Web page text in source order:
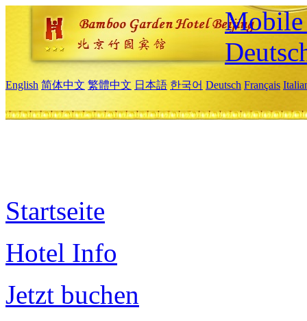
Mobile
English 简体中文 繁體中文 日本語 한국어 Deutsch Français
Startseite
Hotel Info
Jetzt buchen